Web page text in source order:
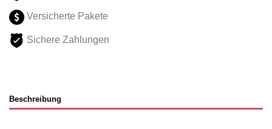
Versicherte Pakete
Sichere Zahlungen
Beschreibung